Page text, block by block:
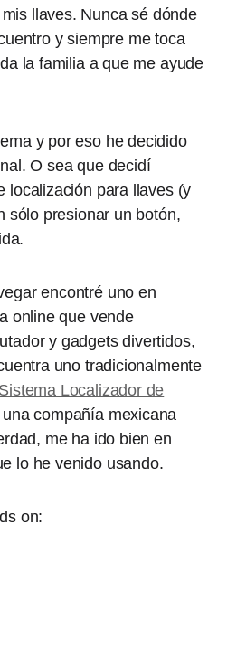
llaves. Nunca sé dónde
y siempre me toca
la familia a que me ayude
y por eso he decidido
O sea que decidí
localización para llaves (y
sólo presionar un botón,
encontré uno en
online que vende
y gadgets divertidos,
uno tradicionalmente
Sistema Localizador de
compañía mexicana
me ha ido bien en
lo he venido usando.
on: